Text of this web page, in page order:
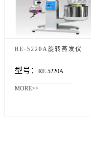
RE-5220A旋转蒸发仪
型号： RE-5220A
MORE>>